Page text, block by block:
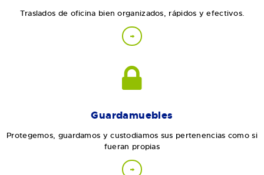
Traslados de oficina bien organizados, rápidos y efectivos.
Guardamuebles
Protegemos, guardamos y custodiamos sus pertenencias como si
fueran propias